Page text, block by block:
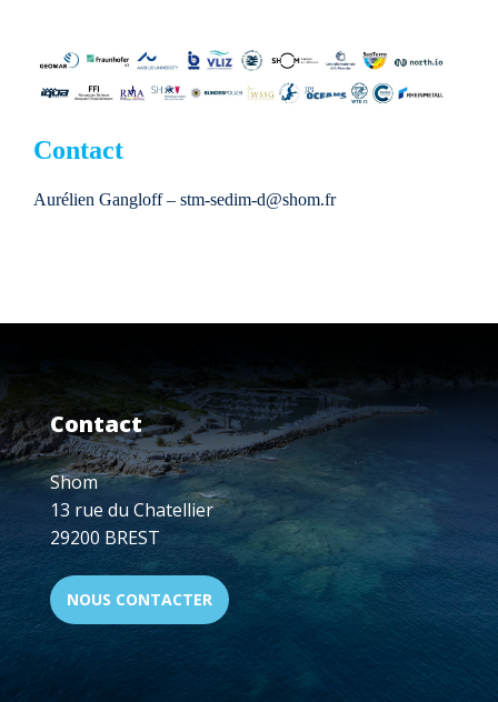
Contact
Aurélien Gangloff – stm-sedim-d@shom.fr
Contact
Shom
13 rue du Chatellier
29200 BREST
NOUS CONTACTER